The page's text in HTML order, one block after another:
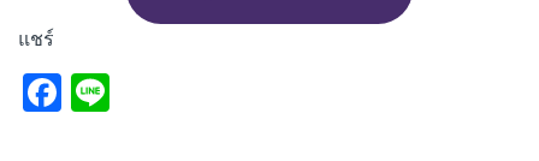
แชร์
F